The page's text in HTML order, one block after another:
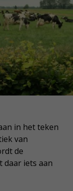
in het teken
van
de
daar iets aan